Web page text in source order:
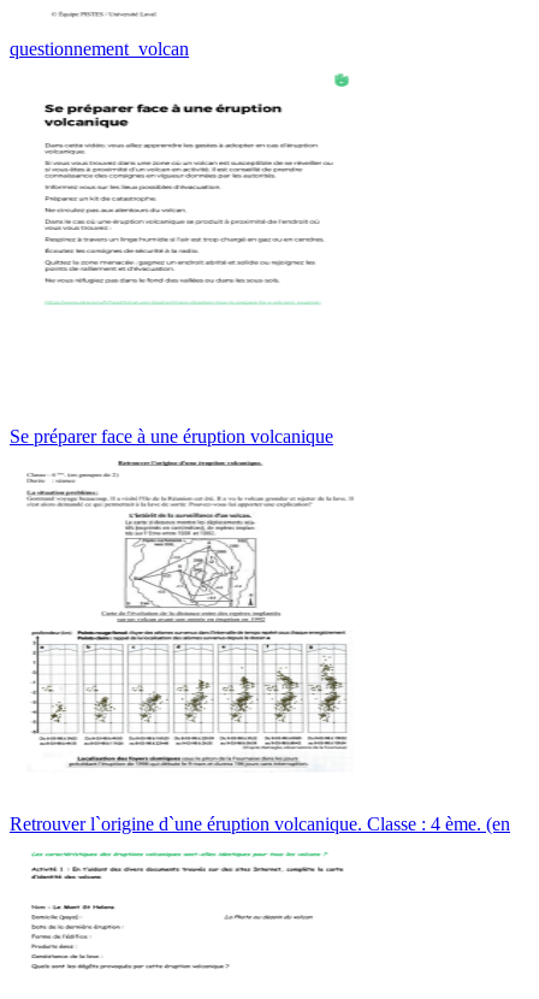
questionnement_volcan
Se préparer face à une éruption volcanique
Retrouver l`origine d`une éruption volcanique. Classe : 4 ème. (en